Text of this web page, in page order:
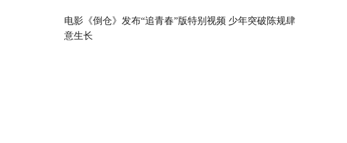
电影《倒仓》发布“追青春”版特别视频 少年突破陈规肆
意生长